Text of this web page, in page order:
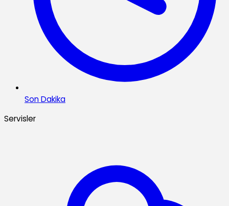
Son Dakika
Servisler